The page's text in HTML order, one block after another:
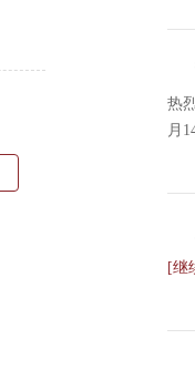
热
月
[继